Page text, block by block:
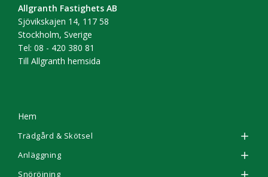
Allgranth Fastighets AB
Sjövikskajen 14, 117 58
Stockholm, Sverige
Tel: 08 - 420 380 81
Till Allgranth hemsida
Hem
Trädgård & Skötsel
Anläggning
Snöröjning